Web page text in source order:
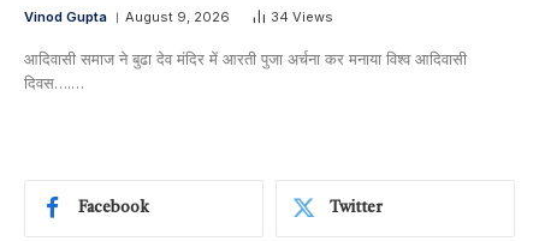
Vinod Gupta August 9, 2026 34 Views
आदिवासी समाज ने बुढा देव मंदिर में आरती पुजा अर्चना कर मनाया विश्व आदिवासी
दिवस….…
Facebook Twitter